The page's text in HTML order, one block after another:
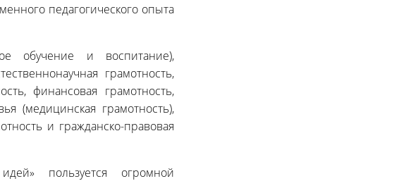
педагогического опыта
обучение и воспитание),
грамотность,
финансовая грамотность,
(медицинская грамотность),
и гражданско-правовая
пользуется огромной